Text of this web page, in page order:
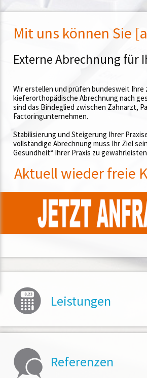
Mit uns können Sie
Externe Abrechnung für
Wir erstellen und prüfen bundesweit Ihre
kieferorthopädische Abrechnung nach
sind das Bindeglied zwischen Zahnarzt,
Factoringunternehmen.
Stabilisierung und Steigerung Ihrer
vollständige Abrechnung muss Ihr Ziel
Gesundheit“ Ihrer Praxis zu
Aktuell wieder freie
Leistungen
Referenzen